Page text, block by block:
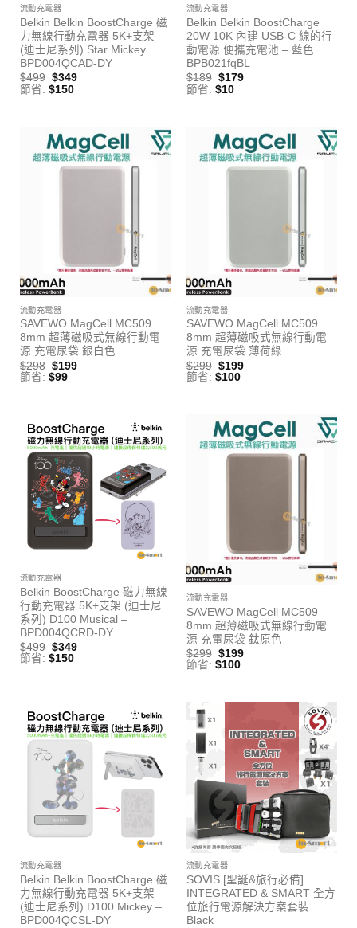
流動充電器
Belkin Belkin BoostCharge 磁
力無線行動充電器 5K+支架
(迪士尼系列) Star Mickey
BPD004QCAD-DY
$499 $349
節省: $150
流動充電器
Belkin Belkin BoostCharge
20W 10K 內建 USB-C 線的行
動電源 便攜充電池 – 藍色
BPB021fqBL
$189 $179
節省: $10
已售完
流動充電器
SAVEWO MagCell MC509
8mm 超薄磁吸式無線行動電
源 充電尿袋 銀白色
$298 $199
節省: $99
已售完
流動充電器
SAVEWO MagCell MC509
8mm 超薄磁吸式無線行動電
源 充電尿袋 薄荷綠
$299 $199
節省: $100
流動充電器
Belkin BoostCharge 磁力無線
行動充電器 5K+支架 (迪士尼
系列) D100 Musical –
BPD004QCRD-DY
$499 $349
節省: $150
已售完
流動充電器
SAVEWO MagCell MC509
8mm 超薄磁吸式無線行動電
源 充電尿袋 鈦原色
$299 $199
節省: $100
流動充電器
Belkin Belkin BoostCharge 磁
力無線行動充電器 5K+支架
(迪士尼系列) D100 Mickey –
BPD004QCSL-DY
流動充電器
SOVIS [聖誕&旅行必備]
INTEGRATED & SMART 全方
位旅行電源解決方案套裝
Black